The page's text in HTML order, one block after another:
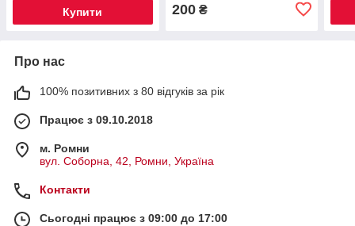
Купити 200₴
Про нас
100% позитивних з 80 відгуків за рік
Працює з 09.10.2018
м. Ромни
вул. Соборна, 42, Ромни, Україна
Контакти
Сьогодні працює з 09:00 до 17:00